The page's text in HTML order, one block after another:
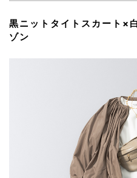
黒ニットタイトスカート×
ゾン